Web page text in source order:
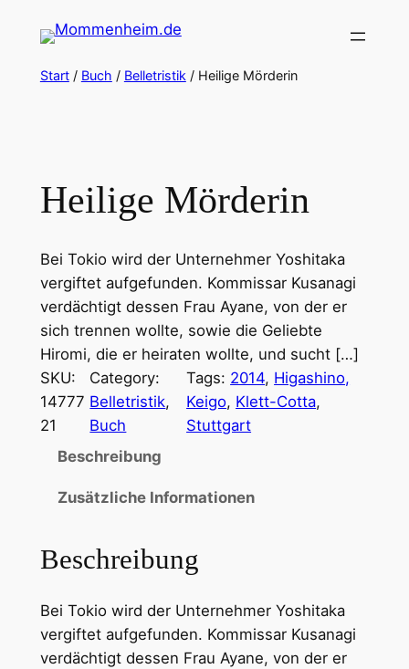
Inhalt
springen
Start/ Buch / Belletristik / Heilige Mörderin
Heilige Mörderin
Bei Tokio wird der Unternehmer Yoshitaka
vergiftet aufgefunden. Kommissar Kusanagi
verdächtigt dessen Frau Ayane, von der er
sich trennen wollte, sowie die Geliebte
Hiromi, die er heiraten wollte, und sucht […]
SKU:
14777
21
Category:
Belletristik
Buch
Tags: 2014, Higashino,
Keigo, Klett-Cotta
Stuttgart
Beschreibung
Zusätzliche Informationen
Beschreibung
Bei Tokio wird der Unternehmer Yoshitaka
vergiftet aufgefunden. Kommissar Kusanagi
verdächtigt dessen Frau Ayane, von der er